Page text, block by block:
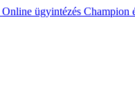
Online ügyintézés Champion